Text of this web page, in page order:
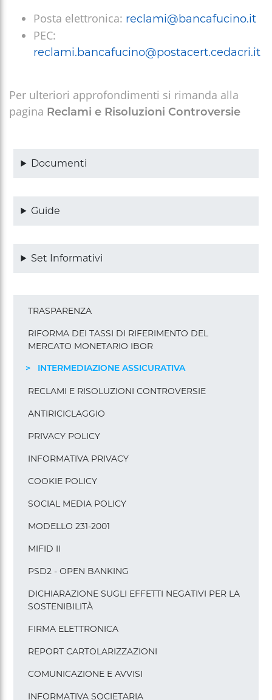
Posta elettronica: reclami@bancafucino.it
PEC:
reclami.bancafucino@postacert.cedacri.it
Per ulteriori approfondimenti si rimanda alla
pagina Reclami e Risoluzioni Controversie
Documenti
Guide
Set Informativi
pagine
footer
TRASPARENZA
RIFORMA DEI TASSI DI RIFERIMENTO DEL
MERCATO MONETARIO IBOR
INTERMEDIAZIONE ASSICURATIVA
RECLAMI E RISOLUZIONI CONTROVERSIE
ANTIRICICLAGGIO
PRIVACY POLICY
INFORMATIVA PRIVACY
COOKIE POLICY
SOCIAL MEDIA POLICY
MODELLO 231-2001
MIFID II
PSD2 - OPEN BANKING
DICHIARAZIONE SUGLI EFFETTI NEGATIVI PER LA
SOSTENIBILITÀ
FIRMA ELETTRONICA
REPORT CARTOLARIZZAZIONI
COMUNICAZIONE E AVVISI
INFORMATIVA SOCIETARIA